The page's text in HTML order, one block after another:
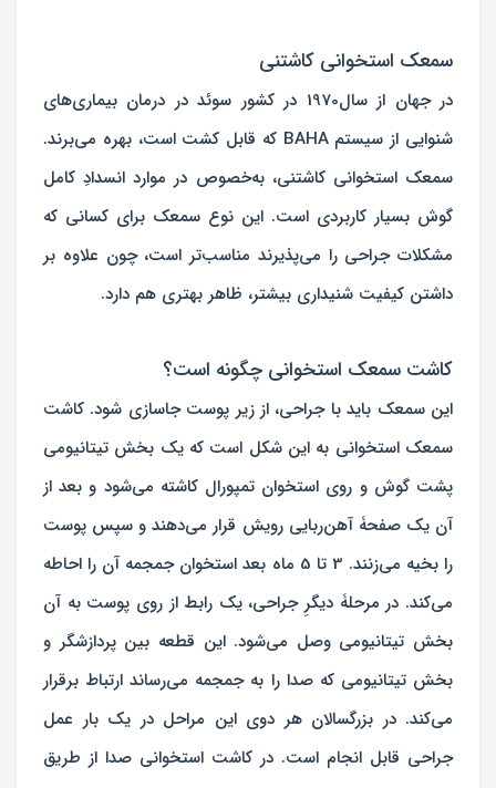
سمعک استخوانی کاشتنی
در جهان از سال1970 در کشور سوئد در درمان بیماری‌های
شنوایی از سیستم BAHA که قابل کشت است، بهره می‌برند.
سمعک استخوانی کاشتنی، به‌خصوص در موارد انسدادِ کامل
گوش بسیار کاربردی است. این نوع سمعک برای کسانی که
مشکلات جراحی را می‌پذیرند مناسب‌تر است، چون علاوه بر
داشتن کیفیت شنیداری بیشتر، ظاهر بهتری هم دارد.
کاشت سمعک استخوانی چگونه است؟
این سمعک باید با جراحی، از زیر پوست جاسازی شود. کاشت
سمعک استخوانی به این شکل است که یک بخش تیتانیومی
پشت گوش و روی استخوان تمپورال کاشته می‌شود و بعد از
آن یک صفحۀ آهن‌ربایی رویش قرار می‌دهند و سپس پوست
را بخیه می‌زنند. 3 تا 5 ماه بعد استخوان جمجمه آن را احاطه
می‌کند. در مرحلۀ دیگرِ جراحی، یک رابط از روی پوست به آن
بخش تیتانیومی وصل می‌شود. این قطعه بین پردازشگر و
بخش تیتانیومی که صدا را به جمجمه می‌رساند ارتباط برقرار
می‌کند. در بزرگسالان هر دوی این مراحل در یک بار عمل
جراحی قابل انجام است. در کاشت استخوانی صدا از طریق